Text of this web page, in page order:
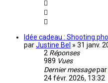
Idée cadeau : Shooting
parJustine Bel » 31 janv.
2 Réponses
989 Vues
Dernier messagepar
24 févr. 2026, 13:32